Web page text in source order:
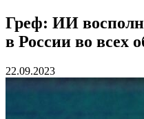
Греф: ИИ
в России во всех
22.09.2023